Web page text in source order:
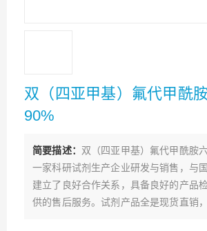
双（四亚甲基）氟代甲酰胺
90%
简要描述： 双（四亚甲基）氟代甲酰胺
一家科研试剂生产企业研发与销售，与
建立了良好合作关系，具备良好的产品
供的售后服务。试剂产品全是现货直销